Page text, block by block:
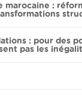
marocaine :
: pour des
pas les